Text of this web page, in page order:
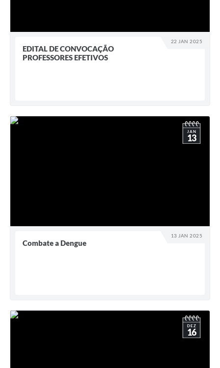
22 JAN 2025
EDITAL DE CONVOCAÇÃO
PROFESSORES EFETIVOS
13 JAN 2025
JAN
13
Combate a Dengue
DEZ
16